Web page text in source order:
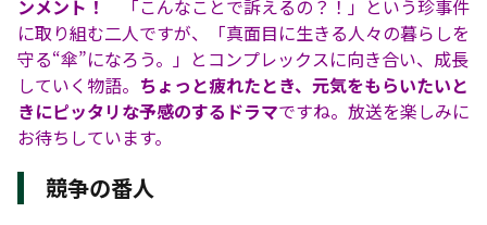
ンメント！
「こんなことで訴えるの？！」という珍事件
に取り組む二人ですが、「真面目に生きる人々の暮らしを
守る“傘”になろう。」とコンプレックスに向き合い、成長
していく物語。 ちょっと疲れたとき、元気をもらいたいと
きにピッタリな予感のするドラマですね。放送を楽しみに
お待ちしています。
競争の番人